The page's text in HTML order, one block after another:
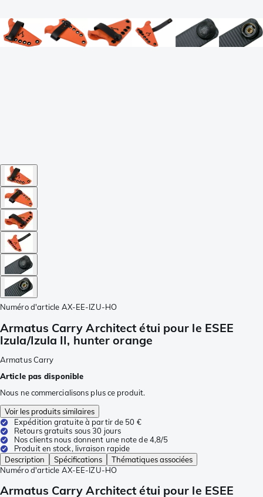
Numéro d'article AX-EE-IZU-HO
Armatus Carry Architect étui pour le ESEE
Izula/Izula II, hunter orange
Armatus Carry
Article pas disponible
Nous ne commercialisons plus ce produit.
Voir les produits similaires
Expédition gratuite à partir de 50 €
Retours gratuits sous 30 jours
Nos clients nous donnent une note de 4,8/5
Produit en stock, livraison rapide
Description
Spécifications
Thématiques associées
Numéro d'article AX-EE-IZU-HO
Armatus Carry Architect étui pour le ESEE